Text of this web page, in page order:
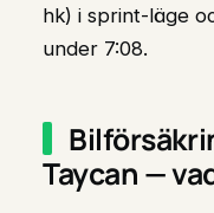
hk) i sprint-läge
under 7:08.
Taycan —